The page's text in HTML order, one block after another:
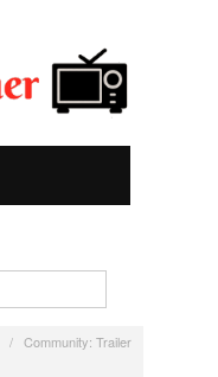
/ Community: Trailer